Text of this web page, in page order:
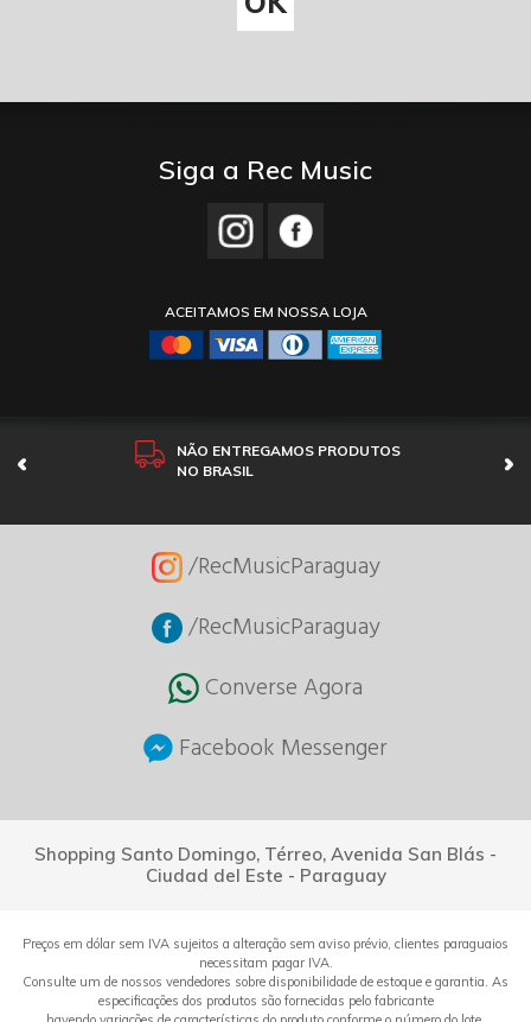
Siga a Rec Music
ACEITAMOS EM NOSSA LOJA
NÃO ENTREGAMOS PRODUTOS
NO BRASIL
/RecMusicParaguay
/RecMusicParaguay
Converse Agora
Facebook Messenger
Shopping Santo Domingo, Térreo, Avenida San Blás -
Ciudad del Este - Paraguay
Preços em dólar sem IVA sujeitos a alteração sem aviso prévio, clientes paraguaios
necessitam pagar IVA.
Consulte um de nossos vendedores sobre disponibilidade de estoque e garantia. As
especificações dos produtos são fornecidas pelo fabricante